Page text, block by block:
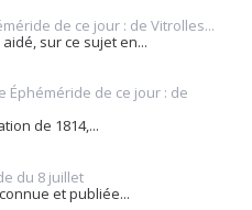
de ce jour : de Vitrolles...
sur ce sujet en...
Éphéméride de ce jour : de
de 1814,...
du 8 juillet
et publiée...